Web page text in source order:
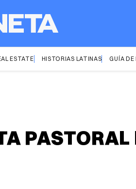
ESTATE HISTORIAS LATINAS GUÍA DE
PASTORAL